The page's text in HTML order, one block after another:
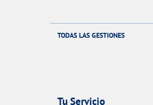
TODAS LAS GESTIONES
Tu Servicio